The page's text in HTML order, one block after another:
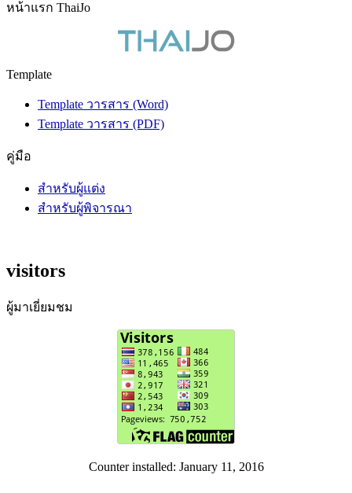
หน้าแรก ThaiJo
Template
Template วารสาร (Word)
Template วารสาร (PDF)
คู่มือ
สำหรับผู้แต่ง
สำหรับผู้พิจารณา
visitors
ผู้มาเยี่ยมชม
Counter installed: January 11, 2016